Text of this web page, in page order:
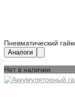
Пневматический
Аналоги
Нет в наличии